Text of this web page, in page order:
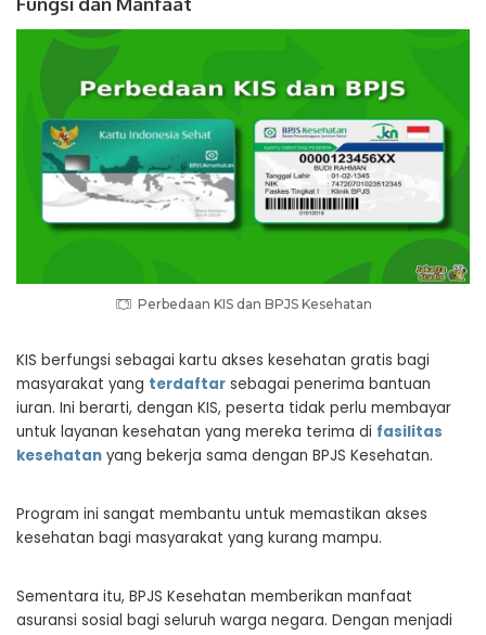
Perbedaan KIS dan BPJS Kesehatan
KIS berfungsi sebagai kartu akses kesehatan gratis bagi
masyarakat yang terdaftar sebagai penerima bantuan
iuran. Ini berarti, dengan KIS, peserta tidak perlu membayar
untuk layanan kesehatan yang mereka terima di fasilitas
kesehatan yang bekerja sama dengan BPJS Kesehatan.
Program ini sangat membantu untuk memastikan akses
kesehatan bagi masyarakat yang kurang mampu.
Sementara itu, BPJS Kesehatan memberikan manfaat
asuransi sosial bagi seluruh warga negara. Dengan menjadi